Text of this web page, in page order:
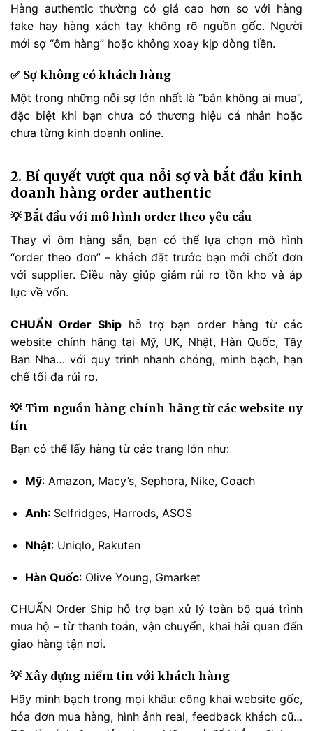
Hàng authentic thường có giá cao hơn so với hàng
fake hay hàng xách tay không rõ nguồn gốc. Người
mới sợ “ôm hàng” hoặc không xoay kịp dòng tiền.
✅ Sợ không có khách hàng
Một trong những nỗi sợ lớn nhất là “bán không ai mua”,
đặc biệt khi bạn chưa có thương hiệu cá nhân hoặc
chưa từng kinh doanh online.
2. Bí quyết vượt qua nỗi sợ và bắt đầu kinh
doanh hàng order authentic
💡 Bắt đầu với mô hình order theo yêu cầu
Thay vì ôm hàng sẵn, bạn có thể lựa chọn mô hình
“order theo đơn” – khách đặt trước bạn mới chốt đơn
với supplier. Điều này giúp giảm rủi ro tồn kho và áp
lực về vốn.
CHUẨN Order Shiphỗ trợ bạn order hàng từ các
website chính hãng tại Mỹ, UK, Nhật, Hàn Quốc, Tây
Ban Nha… với quy trình nhanh chóng, minh bạch, hạn
chế tối đa rủi ro.
💡 Tìm nguồn hàng chính hãng từ các website uy
tín
Bạn có thể lấy hàng từ các trang lớn như:
Mỹ: Amazon, Macy’s, Sephora, Nike, Coach
Anh: Selfridges, Harrods, ASOS
Nhật: Uniqlo, Rakuten
Hàn Quốc: Olive Young, Gmarket
CHUẨN Order Ship hỗ trợ bạn xử lý toàn bộ quá trình
mua hộ – từ thanh toán, vận chuyển, khai hải quan đến
giao hàng tận nơi.
💡 Xây dựng niềm tin với khách hàng
Hãy minh bạch trong mọi khâu: công khai website gốc,
hóa đơn mua hàng, hình ảnh real, feedback khách cũ…